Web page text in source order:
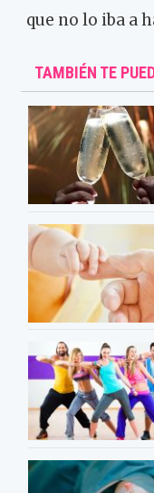
que no lo iba a
TAMBIÉN TE